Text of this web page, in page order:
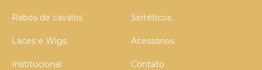
Rabos de cavalos Sintéticos
Laces e Wigs Acessórios
Institucional Contato